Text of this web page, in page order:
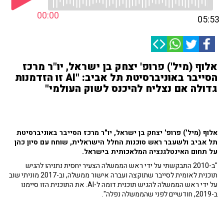
00:00 05:53
אלוף (מיל') פרופ' יצחק בן ישראל, יו"ר מרכז
הסייבר באוניברסיטת תל אביב: "AI זו הזדמנות
גדולה אם נצליח להיכנס לשוק העולמי"
אלוף (מיל') פרופ' יצחק בן ישראל, יו"ר מרכז הסייבר באוניברסיטת
תל אביב ולשעבר ראש סוכנות החלל הישראלית, שוחח עם סיון כהן
על תחום האינטלגנציה המלאכותית בישראל.
"ב-2010 התבקשתי על ידי ראש הממשלה הצעיר יחסית נתניהו להגיש
תוכנית לאומית לסייבר שתוקצה ועברה אישור ממשלה, וב-2017 מוניתי שוב
על ידי ראש הממשלה להגיש תוכנית דומה ל-AI. את התוכנית הזו סיימנו
ב-2019, חודשיים לפני שהממשלה נפלה".